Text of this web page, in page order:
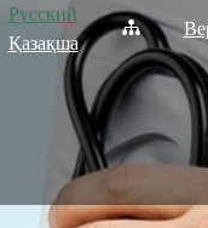
Русский
Қазақша